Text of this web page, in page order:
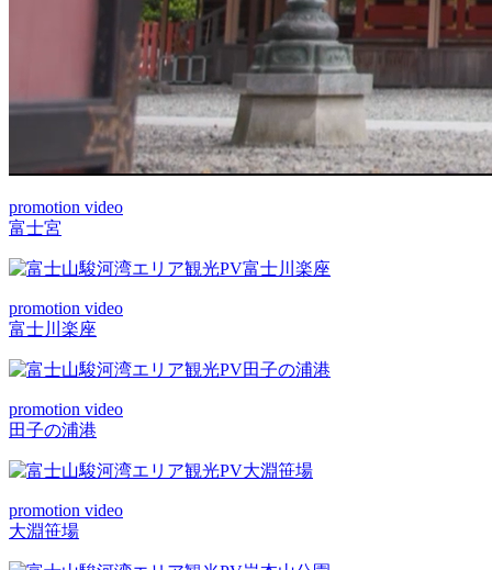
promotion video
富士宮
promotion video
富士川楽座
promotion video
田子の浦港
promotion video
大淵笹場